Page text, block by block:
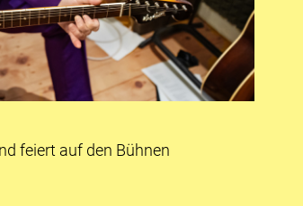
feiert auf den Bühnen